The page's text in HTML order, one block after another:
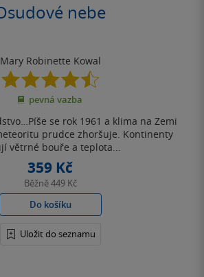
nebe
Mary Robinette Kowal
4.5
z
5
pevná vazba
se rok 1961 a klima na Zemi
prudce zhoršuje. Kontinenty
větrné bouře a teplota...
359 Kč
Běžně449 Kč
Do košíku
Uložit do seznamu